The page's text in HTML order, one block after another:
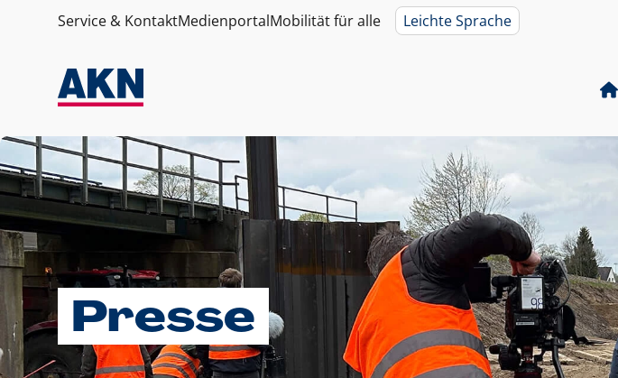
Service & KontaktMedienportalMobilität für alle Leichte Sprache
Presse